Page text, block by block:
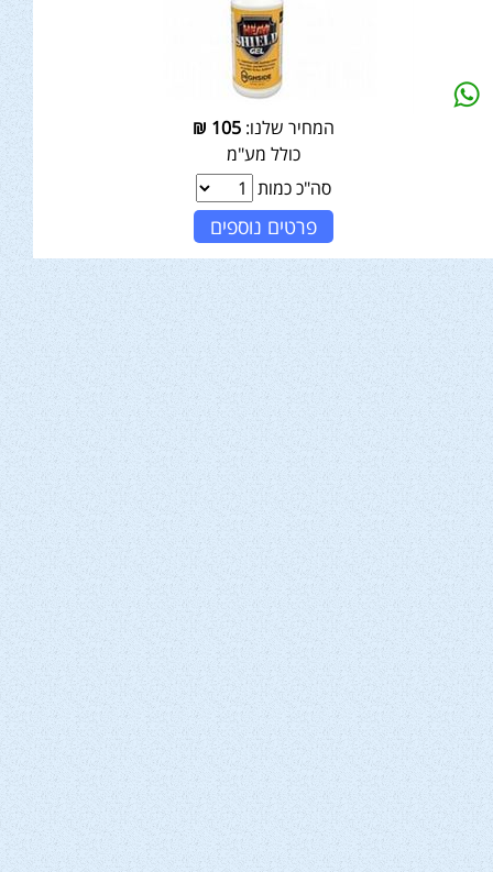
המחיר שלנו:105
₪
כולל מע"מ
סה"כ כמות
פרטים נוספים